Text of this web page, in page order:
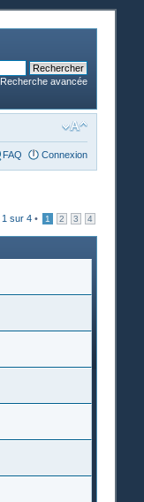
Recherche avancée
FAQ Connexion
1 sur 4 • 1 2 3 4